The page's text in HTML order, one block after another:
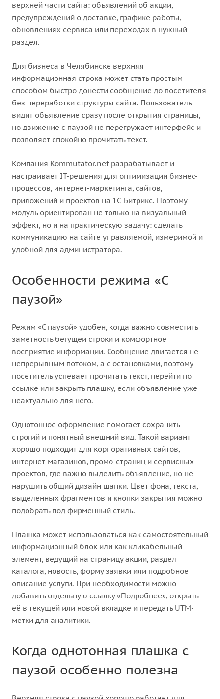
верхней части сайта: объявлений об акции,
предупреждений о доставке, графике работы,
обновлениях сервиса или переходах в нужный
раздел.
Для бизнеса в Челябинске верхняя
информационная строка может стать простым
способом быстро донести сообщение до посетителя
без переработки структуры сайта. Пользователь
видит объявление сразу после открытия страницы,
но движение с паузой не перегружает интерфейс и
позволяет спокойно прочитать текст.
Компания Kommutator.net разрабатывает и
настраивает IT-решения для оптимизации бизнес-
процессов, интернет-маркетинга, сайтов,
приложений и проектов на 1С-Битрикс. Поэтому
модуль ориентирован не только на визуальный
эффект, но и на практическую задачу: сделать
коммуникацию на сайте управляемой, измеримой и
удобной для администратора.
Особенности режима «С
паузой»
Режим «С паузой» удобен, когда важно совместить
заметность бегущей строки и комфортное
восприятие информации. Сообщение двигается не
непрерывным потоком, а с остановками, поэтому
посетитель успевает прочитать текст, перейти по
ссылке или закрыть плашку, если объявление уже
неактуально для него.
Однотонное оформление помогает сохранить
строгий и понятный внешний вид. Такой вариант
хорошо подходит для корпоративных сайтов,
интернет-магазинов, промо-страниц и сервисных
проектов, где важно выделить объявление, но не
нарушить общий дизайн шапки. Цвет фона, текста,
выделенных фрагментов и кнопки закрытия можно
подобрать под фирменный стиль.
Плашка может использоваться как самостоятельный
информационный блок или как кликабельный
элемент, ведущий на страницу акции, раздел
каталога, новость, форму заявки или подробное
описание услуги. При необходимости можно
добавить отдельную ссылку «Подробнее», открыть
её в текущей или новой вкладке и передать UTM-
метки для аналитики.
Когда однотонная плашка с
паузой особенно полезна